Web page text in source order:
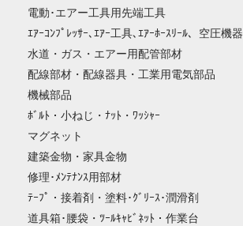
電動･エアー工具用先端工具
ｴｱｰｺﾝﾌﾟﾚｯｻｰ､ｴｱｰ工具､ｴｱｰﾎｰｽﾘｰﾙ、空圧機器
水道・ガス・エアー用配管部材
配線部材・配線器具・工業用電気部品
機械部品
ﾎﾞﾙﾄ・小ねじ・ﾅｯﾄ・ﾜｯｼｬｰ
マグネット
建築金物・家具金物
修理･ﾒﾝﾃﾅﾝｽ用部材
ﾃｰﾌﾟ・接着剤・塗料･ｸﾞﾘｰｽ･潤滑剤
道具箱･腰袋・ﾂｰﾙｷｬﾋﾞﾈｯﾄ・作業台